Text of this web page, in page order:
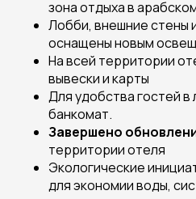
зона отдыха в
Лобби, внешние стены
оснащены новым
На всей территории
вывески и карты
Для удобства гостей в
банкомат.
Завершено
территории отеля
Экологические
для экономии воды,